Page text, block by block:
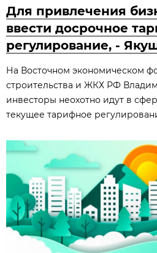
Для привлечения
ввести досрочное
регулирование, -
На Восточном экономическом
строительства и ЖКХ РФ
инвесторы неохотно идут в
текущее тарифное